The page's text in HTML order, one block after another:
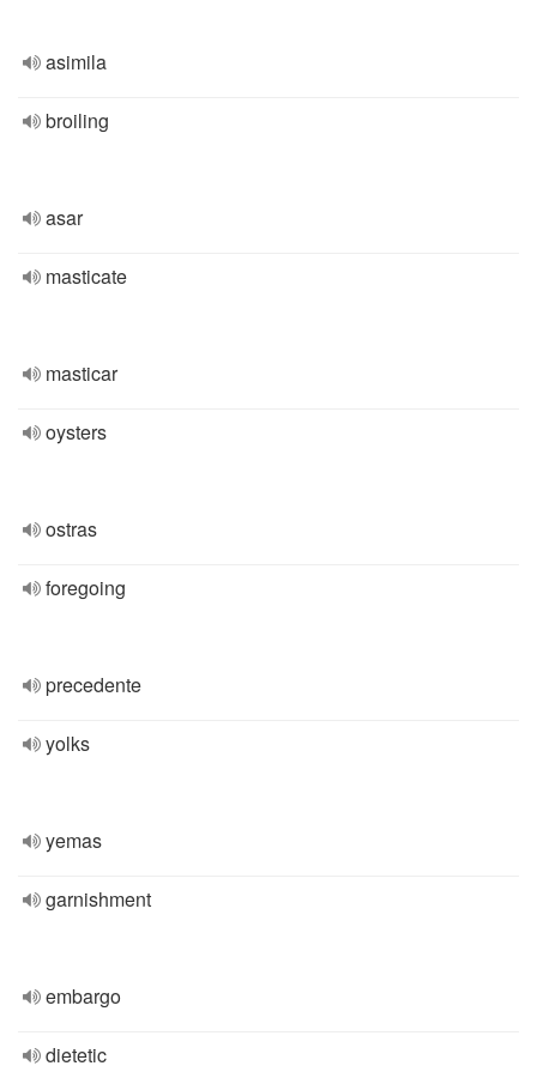
asimila
broiling
asar
masticate
masticar
oysters
ostras
foregoing
precedente
yolks
yemas
garnishment
embargo
dietetic